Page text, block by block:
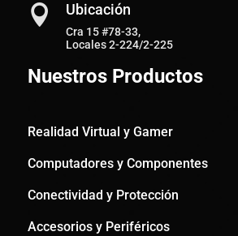
 Ubicación
Cra 15 #78-33,
Locales 2-224/2-225
Nuestros Productos
Realidad Virtual y Gamer
Computadores y Componentes
Conectividad y Protección
Accesorios y Periféricos